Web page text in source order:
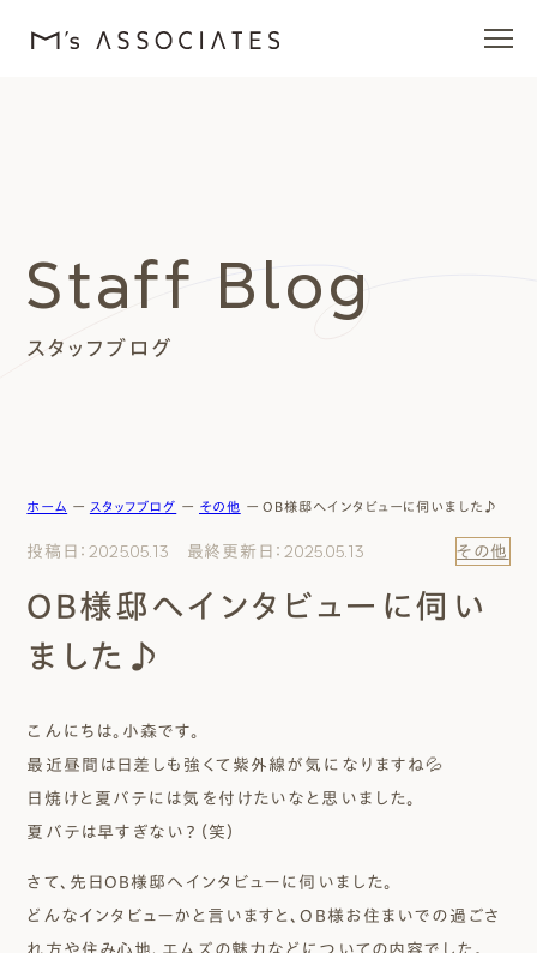
エムズを愛する人たち
施工事例
エムズのこと
0120-40-6613
まずは相談する[無料]
モデルハウスを見る
ファーストプランを試す
スタッフブログ
Staff Blog
ホーム ー スタッフブログ ー その他 ーOB様邸へインタビューに伺いました♪
投稿日：2025.05.13 最終更新日：2025.05.13 その他
OB様邸へインタビューに伺い
ました♪
こんにちは。小森です。
最近昼間は日差しも強くて紫外線が気になりますね💦
日焼けと夏バテには気を付けたいなと思いました。
夏バテは早すぎない？（笑）
さて、先日OB様邸へインタビューに伺いました。
どんなインタビューかと言いますと、OB様お住まいでの過ごさ
れ方や住み心地、エムズの魅力などについての内容でした。